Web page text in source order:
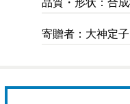
寄贈者：大神定